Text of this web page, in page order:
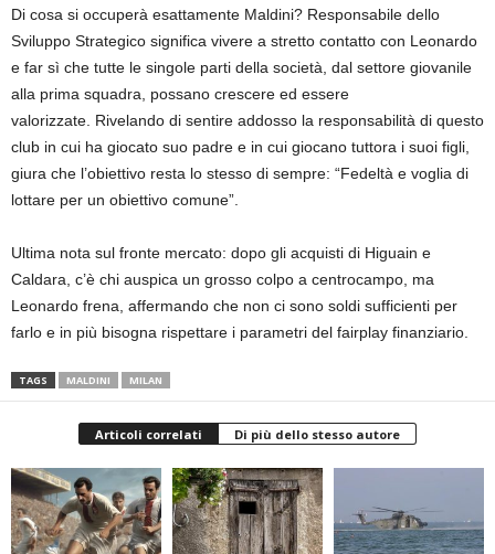
Di cosa si occuperà esattamente Maldini? Responsabile dello
Sviluppo Strategico significa vivere a stretto contatto con Leonardo
e far sì che tutte le singole parti della società, dal settore giovanile
alla prima squadra, possano crescere ed essere
valorizzate. Rivelando di sentire addosso la responsabilità di questo
club in cui ha giocato suo padre e in cui giocano tuttora i suoi figli,
giura che l’obiettivo resta lo stesso di sempre: “Fedeltà e voglia di
lottare per un obiettivo comune”.
Ultima nota sul fronte mercato: dopo gli acquisti di Higuain e
Caldara, c’è chi auspica un grosso colpo a centrocampo, ma
Leonardo frena, affermando che non ci sono soldi sufficienti per
farlo e in più bisogna rispettare i parametri del fairplay finanziario.
TAGS MALDINI MILAN
Articoli correlati Di più dello stesso autore